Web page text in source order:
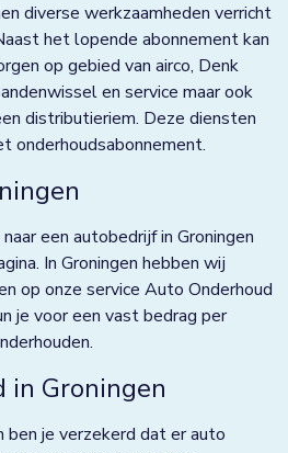
diverse werkzaamheden verricht
het lopende abonnement kan
op gebied van airco, Denk
en service maar ook
distributieriem. Deze diensten
onderhoudsabonnement.
een autobedrijf in Groningen
In Groningen hebben wij
op onze service Auto Onderhoud
je voor een vast bedrag per
in Groningen
ben je verzekerd dat er auto